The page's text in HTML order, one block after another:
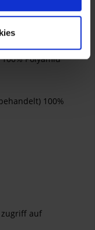
Polyamid
100%
zugriff auf